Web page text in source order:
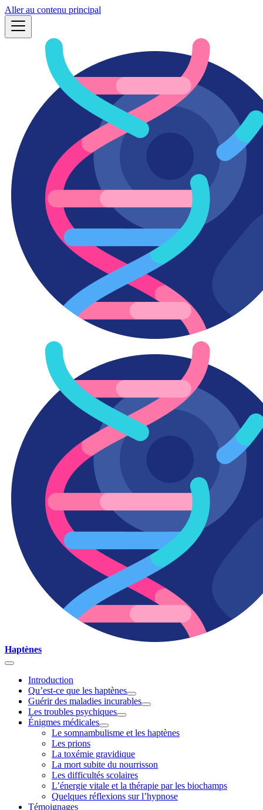
Aller au contenu principal
Haptènes
Introduction
Qu’est-ce que les haptènes
Guérir des maladies incurables
Les troubles psychiques
Énigmes médicales
Le somnambulisme et les haptènes
Les prions
La toxémie gravidique
La mort subite du nourrisson
Les difficultés scolaires
L’énergie vitale et la thérapie par les biochamps
Quelques réflexions sur l’hypnose
Témoignages